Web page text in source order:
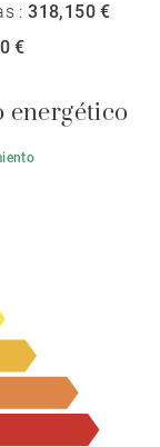
:318,150 €
€
energético